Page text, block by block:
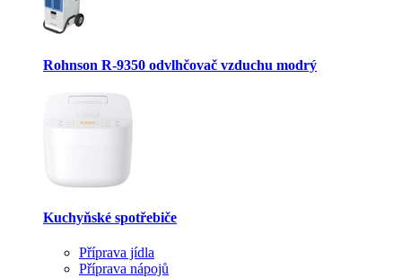
Rohnson R-9350 odvlhčovač vzduchu modrý
Kuchyňské spotřebiče
Příprava jídla
Příprava nápojů